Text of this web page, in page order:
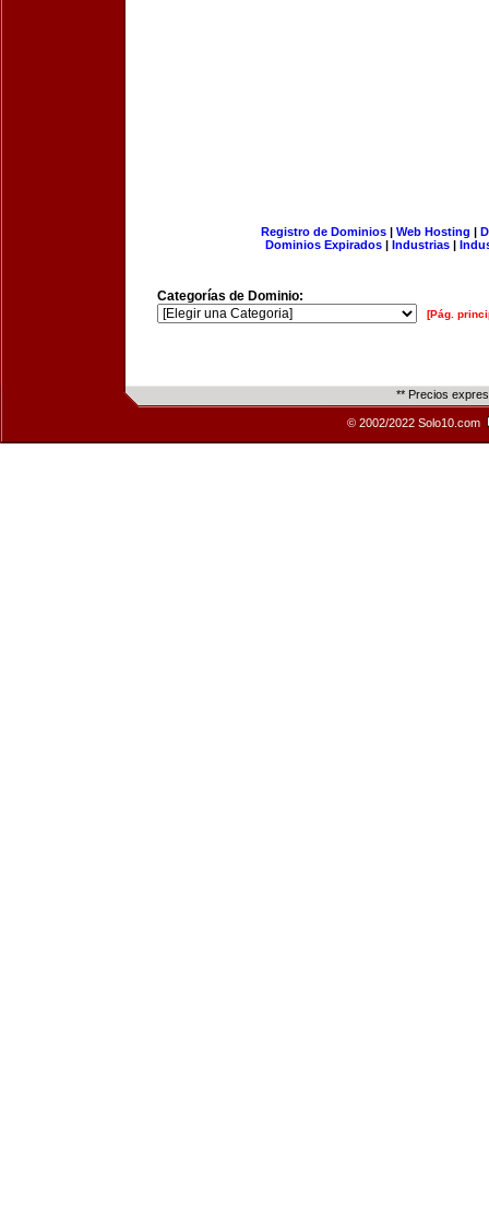
Registro de Dominios| Web Hosting |
Dominios Expirados | Industrias |
Categorías de Dominio:
[Pág.
** Precios
© 2002/2022 Solo10.com